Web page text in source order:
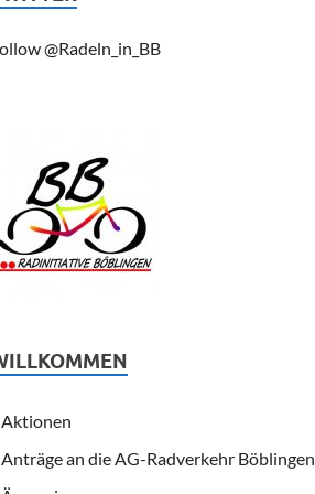
@Radeln_in_BB
Aktionen
Anträge an die AG-Radverkehr Böblingen